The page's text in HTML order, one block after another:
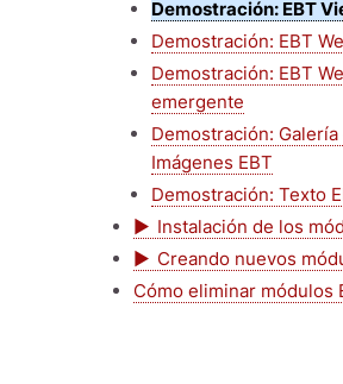
Demostración: EBT
Demostración: EBT
Demostración: EBT
emergente
Demostración: Galería
Imágenes EBT
Demostración: Texto
Instalación de los
Creando nuevos
Cómo eliminar módulos